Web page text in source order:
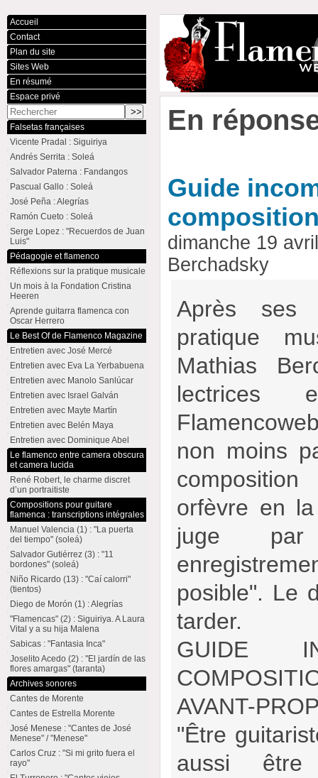
En
Guide
dimanche 19
Berchadsky
Après ses
pratique
Mathias
lectrices
non moins
orfèvre en
juge
posible". Le
tarder.
GUIDE
AVANT-
"Être
aussi être
Accueil
Contact
Plan du site
Sites Web
En résumé
Espace privé
Falsetas françaises
Vicente Pradal : Siguiriya
Andrés Serrita : Soleá
Salvador Paterna : Fandangos
Pascual Gallo : Soleá
José Peña : Alegrías
Ramón Cueto : Soleá
Serge Lopez : "Recuerdos de Juan
Luis"
Pédagogie et flamenco
Réflexions sur la pratique musicale
Un mois à la Fondation Cristina
Heeren
Aprende guitarra flamenca con
Oscar Herrero
Le Best Of de Flamenco Magazine
Entretien avec José Mercé
Entretien avec Eva La Yerbabuena
Entretien avec Manolo Sanlúcar
Entretien avec Israel Galván
Entretien avec Mayte Martín
Entretien avec Belén Maya
Entretien avec Dominique Abel
Le flamenco entre camera obscura
et camera lucida
René Robert, le charme discret
d’un portraitiste
Compositions pour guitare
flamenca : transcriptions intégrales
Manuel Valencia (1) : "La puerta
del tiempo" (soleá)
Salvador Gutiérrez (3) : "11
bordones" (soleá)
Niño Ricardo (13) : "Caí calorri"
(tientos)
Diego de Morón (1) : Alegrías
"Flamencas" (2) : Siguiriya. A Laura
Vital y a su hija Malena
Sabicas : "Fantasia Inca"
Joselito Acedo (2) : "El jardín de las
flores amargas" (taranta)
Archives sonores
Cantes de Morente
Cantes de Estrella Morente
José Menese : "Cantes de José
Menese" / "Menese"
Carlos Cruz : "Si mi grito fuera el
rayo"